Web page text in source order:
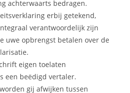
achterwaarts bedragen.
erbij getekend,
verantwoordelijk zijn
uwe opbrengst betalen over de
eigen toelaten
een beëdigd vertaler.
gij afwijken tussen